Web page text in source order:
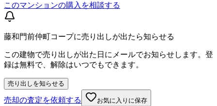
このマンションの購入を相談する
藤和門前仲町コープに売り出しが出たら知らせる
この建物で売り出しが出た日にメールでお知らせします。登
録は無料で、解除はいつでもできます。
売り出しを知らせる
売却の査定を依頼する お気に入りに保存